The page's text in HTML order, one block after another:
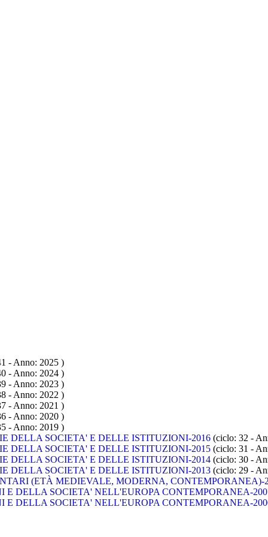
- Anno: 2025 )
- Anno: 2024 )
- Anno: 2023 )
- Anno: 2022 )
- Anno: 2021 )
- Anno: 2020 )
- Anno: 2019 )
DELLA SOCIETA' E DELLE ISTITUZIONI-2016 (ciclo: 32 -
DELLA SOCIETA' E DELLE ISTITUZIONI-2015 (ciclo: 31 -
DELLA SOCIETA' E DELLE ISTITUZIONI-2014 (ciclo: 30 -
DELLA SOCIETA' E DELLE ISTITUZIONI-2013 (ciclo: 29 -
(ETÀ MEDIEVALE, MODERNA, CONTEMPORANEA)-
E DELLA SOCIETA' NELL'EUROPA CONTEMPORANEA-
E DELLA SOCIETA' NELL'EUROPA CONTEMPORANEA-